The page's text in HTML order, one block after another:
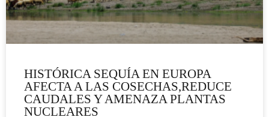
HISTÓRICA SEQUÍA EN EUROPA
AFECTA A LAS COSECHAS,REDUCE
CAUDALES Y AMENAZA PLANTAS
NUCLEARES